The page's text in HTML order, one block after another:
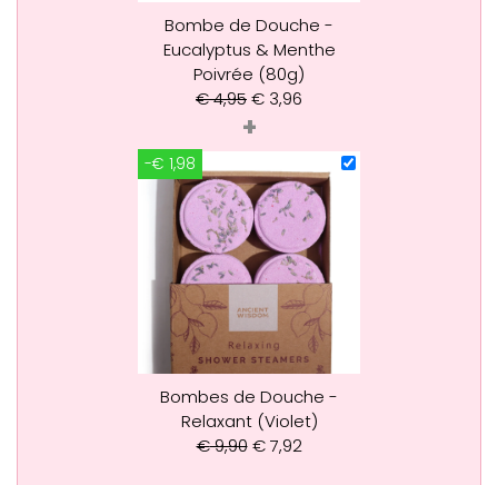
Bombe de Douche -
Eucalyptus & Menthe
Poivrée (80g)
€4,95€ 3,96
+
-€ 1,98
Bombes de Douche -
Relaxant (Violet)
€9,90 €7,92